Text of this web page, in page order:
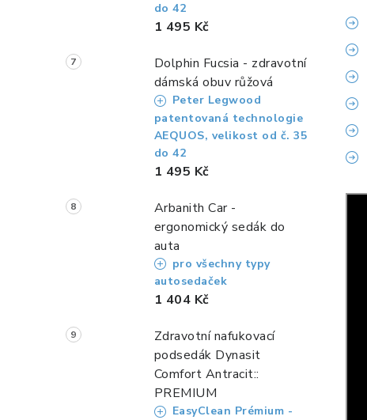
do 42
1 495 Kč
Dolphin Fucsia - zdravotní
dámská obuv růžová
Peter Legwood
patentovaná technologie
AEQUOS, velikost od č. 35
do 42
1 495 Kč
Arbanith Car -
ergonomický sedák do
auta
pro všechny typy
autosedaček
1 404 Kč
Zdravotní nafukovací
podsedák Dynasit
Comfort Antracit::
PREMIUM
EasyClean Prémium -